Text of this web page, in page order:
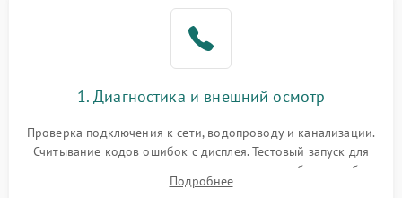
1. Диагностика и внешний осмотр
Проверка подключения к сети, водопроводу и канализации.
Считывание кодов ошибок с дисплея. Тестовый запуск для
выявления посторонних шумов, протечек или сбоев в работе
электронного модуля управления.
Подробнее